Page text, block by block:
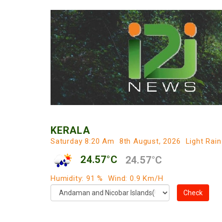
KERALA
Saturday 8:20 Am 8th August, 2026 Light Rain
24.57°C 24.57°C
Humidity: 91 % Wind: 0.9 Km/h
Check